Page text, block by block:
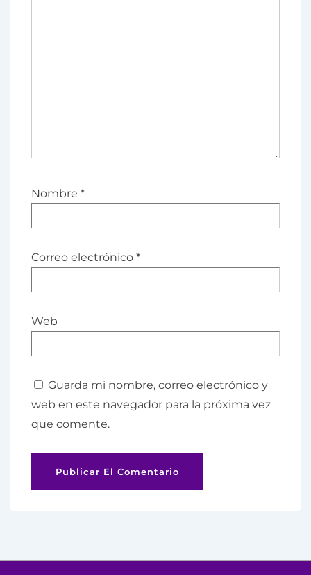
Nombre *
Correo electrónico *
Web
Guarda mi nombre, correo electrónico y
web en este navegador para la próxima vez
que comente.